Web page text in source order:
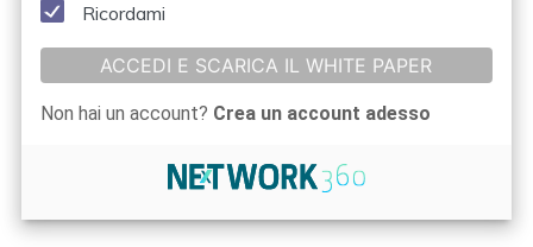
Ricordami
ACCEDI E SCARICA IL WHITE PAPER
Non hai un account? Crea un account adesso